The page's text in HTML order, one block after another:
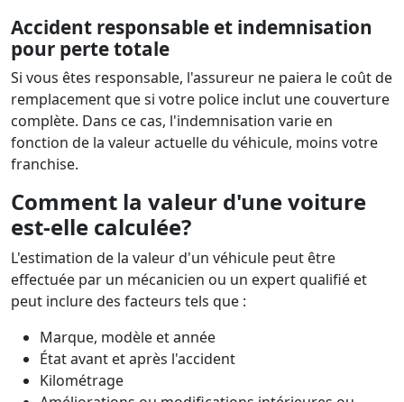
Accident responsable et indemnisation
pour perte totale
Si vous êtes responsable, l'assureur ne paiera le coût de
remplacement que si votre police inclut une couverture
complète. Dans ce cas, l'indemnisation varie en
fonction de la valeur actuelle du véhicule, moins votre
franchise.
Comment la valeur d'une voiture
est-elle calculée?
L'estimation de la valeur d'un véhicule peut être
effectuée par un mécanicien ou un expert qualifié et
peut inclure des facteurs tels que :
Marque, modèle et année
État avant et après l'accident
Kilométrage